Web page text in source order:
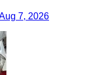
7, 2026